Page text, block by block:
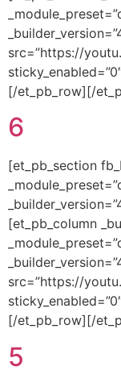
src=”https://
[/et_pb_row][/
6
[et_pb_section
[et_pb_column
src=”https://
[/et_pb_row][/
5